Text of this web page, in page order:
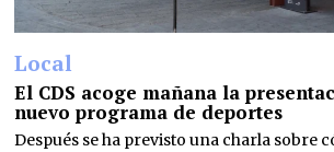
Local
El CDS acoge mañana la
nuevo programa de deportes
Después se ha previsto una charla sobre